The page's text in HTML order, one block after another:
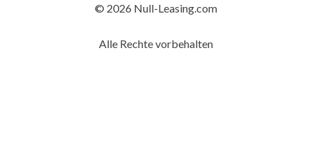
© 2026 Null-Leasing.com
Alle Rechte vorbehalten